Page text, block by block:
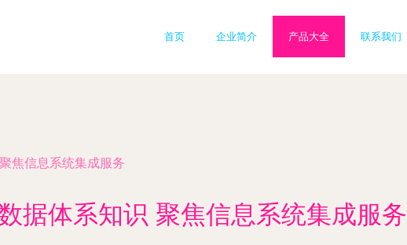
首页 企业简介 产品大全 联系我们
焦信息系统集成服务
据体系知识 聚焦信息系统集成服务